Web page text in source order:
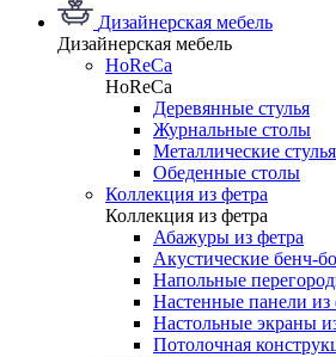
Дизайнерская мебель
Дизайнерская мебель
HoReCa
HoReCa
Деревянные стулья
Журнальные столы
Металлические стулья
Обеденные столы
Коллекция из фетра
Коллекция из фетра
Абажуры из фетра
Акустические бенч-
Напольные
Настенные панели из
Настольные экраны
Потолочная